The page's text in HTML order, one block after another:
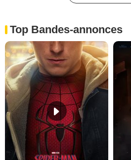
Top Bandes-annonces